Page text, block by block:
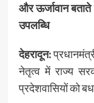
और ऊर्जावान
उपलब्धि
देहरादून:
नेतृत्व में राज्य
प्रदेशवासियों को